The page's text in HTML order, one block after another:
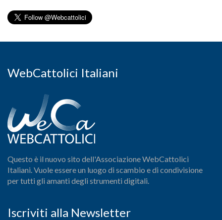
WebCattolici Italiani
Questo è il nuovo sito dell'Associazione WebCattolici
Italiani. Vuole essere un luogo di scambio e di condivisione
per tutti gli amanti degli strumenti digitali.
Iscriviti alla Newsletter